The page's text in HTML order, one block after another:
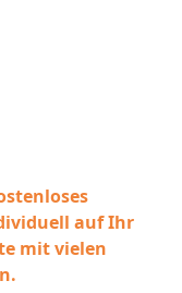
auf Ihr
mit vielen